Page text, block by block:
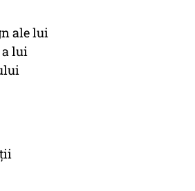
ale lui
a lui